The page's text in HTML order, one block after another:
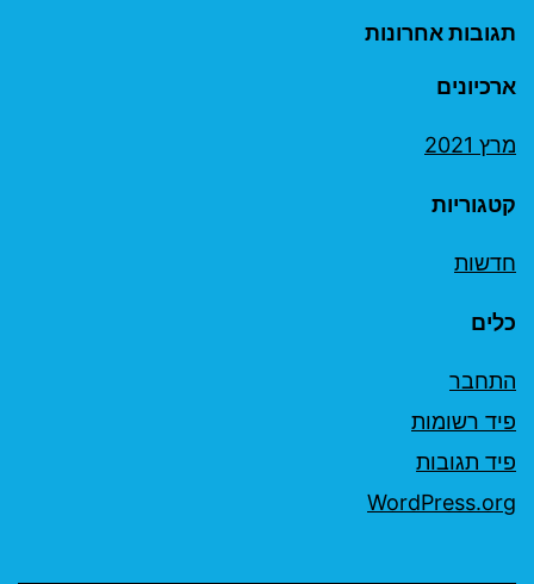
תגובות אחרונות
ארכיונים
מרץ 2021
קטגוריות
חדשות
כלים
התחבר
פיד רשומות
פיד תגובות
WordPress.org